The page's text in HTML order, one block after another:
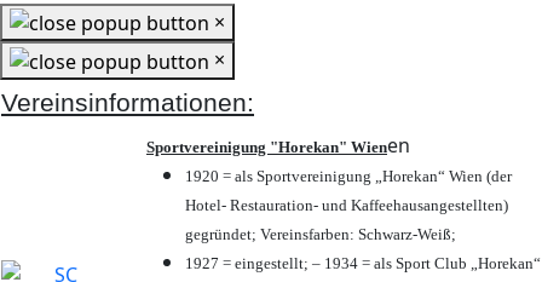
×
×
Vereinsinformationen:
Sportvereinigung "Horekan" Wienen
1920 = als Sportvereinigung „Horekan“ Wien (der
Hotel- Restauration- und Kaffeehausangestellten)
gegründet; Vereinsfarben: Schwarz-Weiß;
1927 = eingestellt; – 1934 = als Sport Club „Horekan“